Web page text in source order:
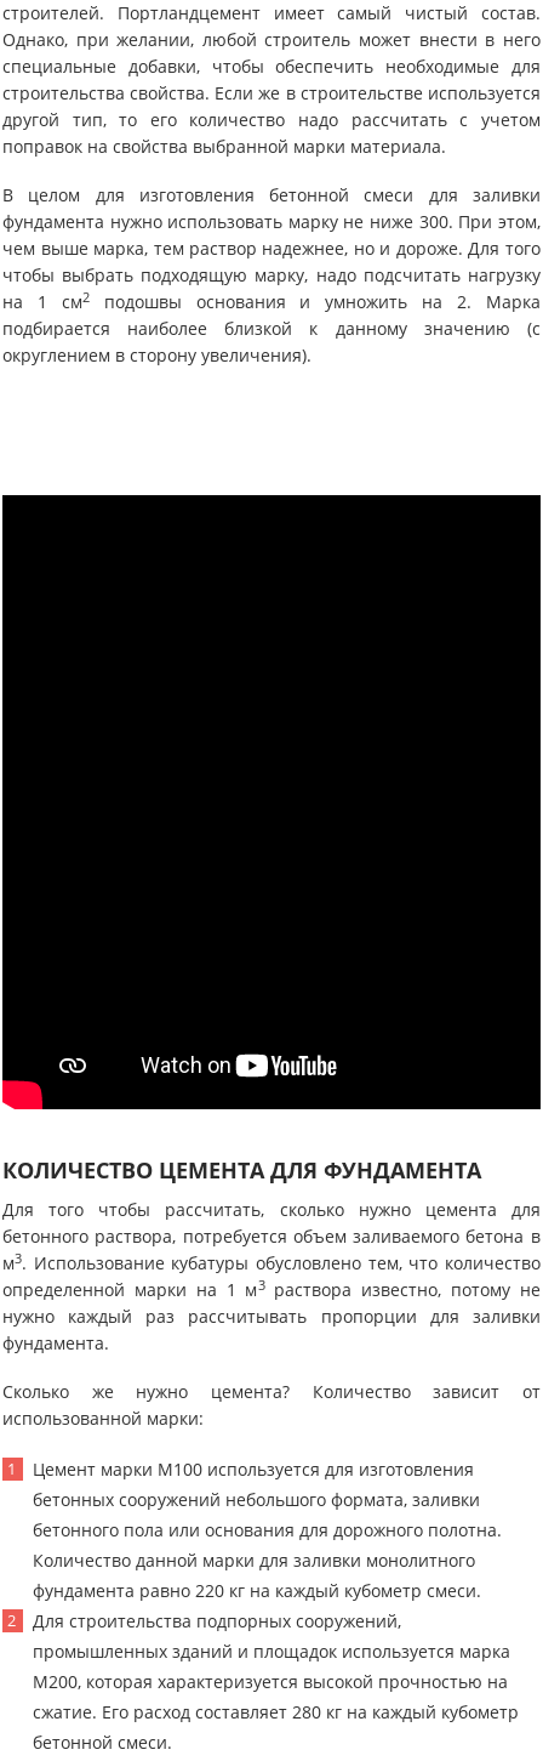
строителей. Портландцемент имеет самый чистый состав.
Однако, при желании, любой строитель может внести в него
специальные добавки, чтобы обеспечить необходимые для
строительства свойства. Если же в строительстве используется
другой тип, то его количество надо рассчитать с учетом
поправок на свойства выбранной марки материала.
В целом для изготовления бетонной смеси для заливки
фундамента нужно использовать марку не ниже 300. При этом,
чем выше марка, тем раствор надежнее, но и дороже. Для того
чтобы выбрать подходящую марку, надо подсчитать нагрузку
на 1 см2подошвы основания и умножить на 2. Марка
подбирается наиболее близкой к данному значению (с
округлением в сторону увеличения).
КОЛИЧЕСТВО ЦЕМЕНТА ДЛЯ ФУНДАМЕНТА
Для того чтобы рассчитать, сколько нужно цемента для
бетонного раствора, потребуется объем заливаемого бетона в
м3. Использование кубатуры обусловлено тем, что количество
определенной марки на 1 м3раствора известно, потому не
нужно каждый раз рассчитывать пропорции для заливки
фундамента.
Сколько же нужно цемента? Количество зависит от
использованной марки:
Цемент марки М100 используется для изготовления
бетонных сооружений небольшого формата, заливки
бетонного пола или основания для дорожного полотна.
Количество данной марки для заливки монолитного
фундамента равно 220 кг на каждый кубометр смеси.
Для строительства подпорных сооружений,
промышленных зданий и площадок используется марка
М200, которая характеризуется высокой прочностью на
сжатие. Его расход составляет 280 кг на каждый кубометр
бетонной смеси.